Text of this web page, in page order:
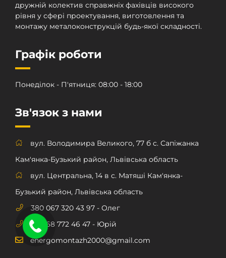
дружній колектив справжніх фахівців високого
рівня у сфері проектування, виготовлення та
монтажу металоконструкцій будь-якої складності.
Графік роботи
Понеділок - П'ятниця: 08:00 - 18:00
Зв'язок з нами
вул. Володимира Великого, 77 б с. Сапіжанка
Кам'янка-Бузький район, Львівська область
вул. Центральна, 14 в с. Матяші Кам'янка-
Бузький район, Львівська область
380 067 320 43 97 - Олег
380 68 772 46 47 - Юрій
energomontazh2000@gmail.com